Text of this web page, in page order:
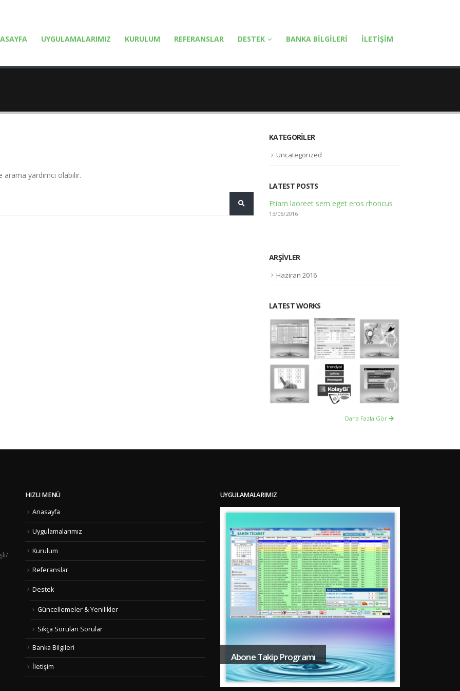
UYGULAMALARIMIZ KURULUM REFERANSLAR DESTEK BANKA BILGILERI İLETIŞIM
arama yardımcı olabilir.
KATEGORILER
Uncategorized
LATEST POSTS
Etiam laoreet sem eget eros rhoncus
13/06/2016
ARŞIVLER
Haziran 2016
LATEST WORKS
Daha Fazla Gör
HIZLI MENÜ
Anasayfa
Uygulamalarımız
Kurulum
Referanslar
Destek
Güncellemeler & Yenilikler
Sıkça Sorulan Sorular
Banka Bilgileri
İletişim
UYGULAMALARIMIZ
Android Cep CallerID Uygulaması Abone Takip Programı